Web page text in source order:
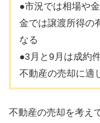
●市況では相場や
金では譲渡所得の
なる
●3月と9月は成約
不動産の売却に適
不動産の売却を考え